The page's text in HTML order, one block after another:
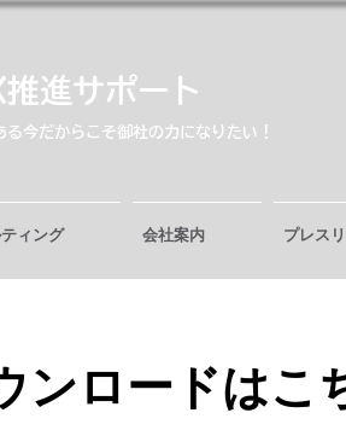
進サポート
今だからこそ御社の力になりたい！
ィング 会社案内 プレス
ンロードはこ